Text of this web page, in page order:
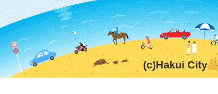
(c)Hakui City